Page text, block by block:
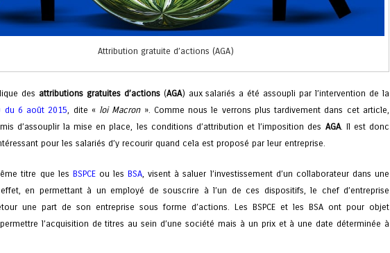
Attribution gratuite d’actions (AGA)
des attributions gratuites d’actions(AGA) aux salariés a été assoupli par l’intervention de la
du 6 août 2015, dite « loi Macron». Comme nous le verrons plus tardivement dans cet article,
d’assouplir la mise en place, les conditions d’attribution et l’imposition des AGA. Il est donc
pour les salariés d’y recourir quand cela est proposé par leur entreprise.
titre que les BSPCEou lesBSA , visent à saluer l’investissement d’un collaborateur dans une
effet, en permettant à un employé de souscrire à l’un de ces dispositifs, le chef d’entreprise
une part de son entreprise sous forme d’actions. Les BSPCE et les BSA ont pour objet
l’acquisition de titres au sein d’une société mais à un prix et à une date déterminée à